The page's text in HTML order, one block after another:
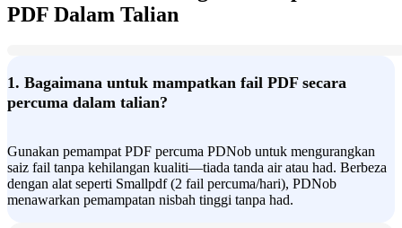
PDF Dalam Talian
1. Bagaimana untuk mampatkan fail PDF secara
percuma dalam talian?
Gunakan pemampat PDF percuma PDNob untuk mengurangkan
saiz fail tanpa kehilangan kualiti—tiada tanda air atau had. Berbeza
dengan alat seperti Smallpdf (2 fail percuma/hari), PDNob
menawarkan pemampatan nisbah tinggi tanpa had.